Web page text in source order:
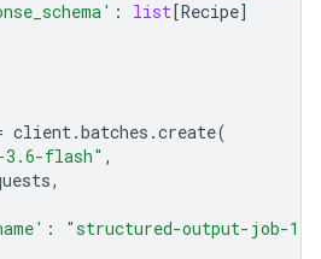
: list[Recipe]
client.batches .create(
3.6-flash" ,
,
:
"structured-output-job-1"